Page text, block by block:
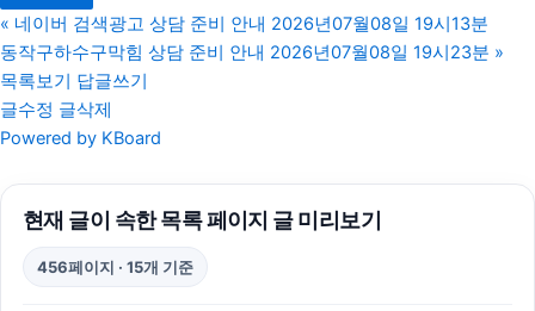
마포하수구막힘
트립닷컴 할인코드
오렌지티켓
« 네이버 검색광고 상담 준비 안내 2026년07월08일 19시13분
동작구하수구막힘 상담 준비 안내 2026년07월08일 19시23분 »
목록보기
답글쓰기
글수정 글삭제
Powered by KBoard
현재 글이 속한 목록 페이지 글 미리보기
456페이지 · 15개 기준